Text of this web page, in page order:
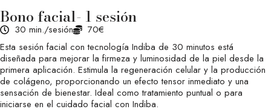
Bono facial- 1 sesión
30 min./sesión
70€
Esta sesión facial con tecnología Indiba de 30 minutos está
diseñada para mejorar la firmeza y luminosidad de la piel desde la
primera aplicación. Estimula la regeneración celular y la producción
de colágeno, proporcionando un efecto tensor inmediato y una
sensación de bienestar. Ideal como tratamiento puntual o para
iniciarse en el cuidado facial con Indiba.